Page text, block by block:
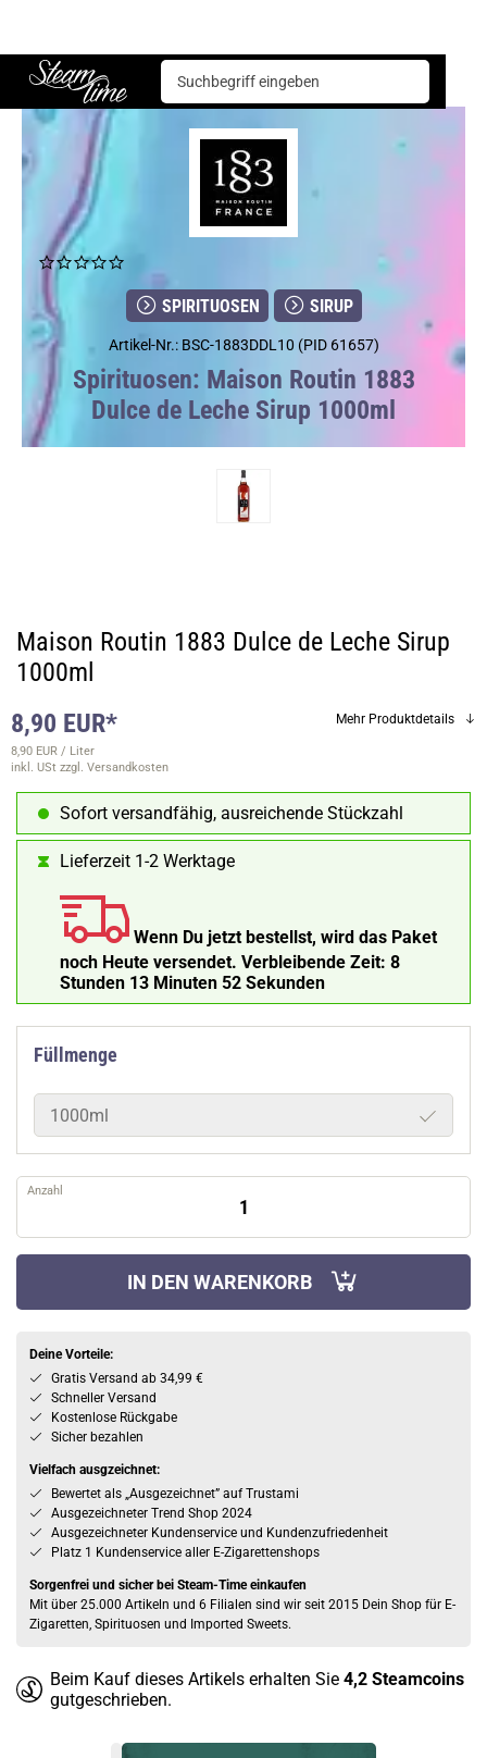
Steam time
Spirituosen Maison Routin 1883 Dulce de Leche Sirup 1000ml
SPIRITUOSEN SIRUP
Artikel-Nr.: BSC-1883DDL10 (PID 61657)
Spirituosen: Maison Routin 1883
Dulce de Leche Sirup 1000ml
Maison Routin 1883 Dulce de Leche Sirup
1000ml
8,90 EUR*
8,90 EUR / Liter
inkl. USt zzgl. Versandkosten
Mehr Produktdetails
Sofort versandfähig, ausreichende Stückzahl
Lieferzeit 1-2 Werktage
Wenn Du jetzt bestellst, wird das Paket
noch Heute versendet. Verbleibende Zeit: 8
Stunden 13 Minuten 51 Sekunden
Füllmenge
1000ml
Anzahl
IN DEN WARENKORB
Deine Vorteile:
Gratis Versand ab 34,99 €
Schneller Versand
Kostenlose Rückgabe
Sicher bezahlen
Vielfach ausgzeichnet:
Bewertet als „Ausgezeichnet” auf Trustami
Ausgezeichneter Trend Shop 2024
Ausgezeichneter Kundenservice und Kundenzufriedenheit
Platz 1 Kundenservice aller E-Zigarettenshops
Sorgenfrei und sicher bei Steam-Time einkaufen
Mit über 25.000 Artikeln und 6 Filialen sind wir seit 2015 Dein Shop für E-
Zigaretten, Spirituosen und Imported Sweets.
Beim Kauf dieses Artikels erhalten Sie 4,2 Steamcoins
gutgeschrieben.